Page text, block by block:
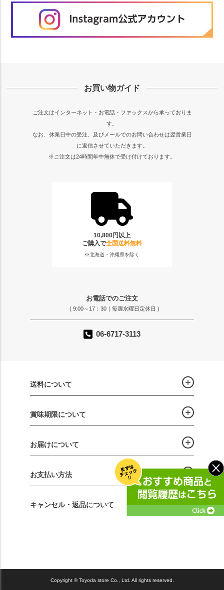
お買い物ガイド
ご注文はインターネット・お電話・ファックスから承っておりま
す。
なお、休業日中の受注、及びメールでのお問い合わせは翌営業日
に返信させていただきます。
※ご注文は24時間年中無休で受け付けております。
10,800円以上
ご購入で全国送料無料
※北海道・沖縄県を除く
お電話でのご注文
( 9:00～17：30｜毎週水曜日定休日 )
06-6717-3113
送料について
賞味期限について
お届けについて
お支払い方法
キャンセル・返品について
Copyright © Toyoda store Co., Ltd. All rights reserved.